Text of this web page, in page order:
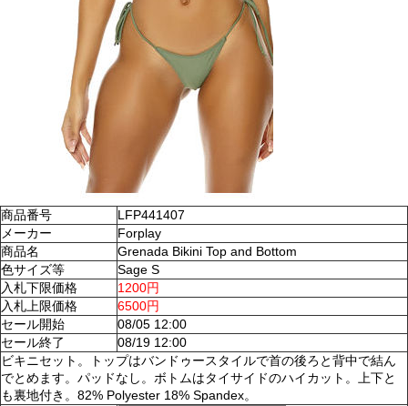
商品番号
LFP441407
メーカー
Forplay
商品名
Grenada Bikini Top and Bottom
色サイズ等
Sage S
入札下限価格
1200円
入札上限価格
6500円
セール開始
08/05 12:00
セール終了
08/19 12:00
ビキニセット。トップはバンドゥースタイルで首の後ろと背中で結ん
でとめます。パッドなし。ボトムはタイサイドのハイカット。上下と
も裏地付き。82% Polyester 18% Spandex。